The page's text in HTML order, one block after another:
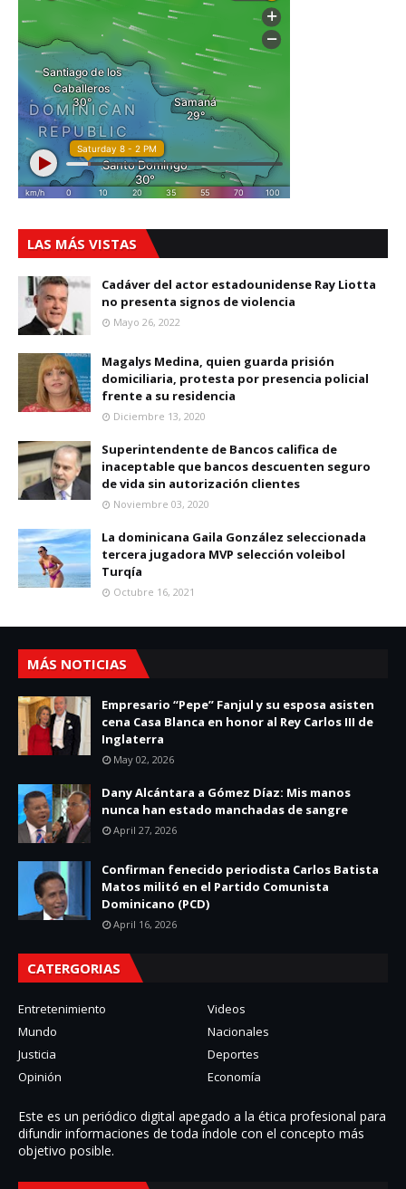
LAS MÁS VISTAS
Cadáver del actor estadounidense Ray Liotta
no presenta signos de violencia
Mayo 26, 2022
Magalys Medina, quien guarda prisión
domiciliaria, protesta por presencia policial
frente a su residencia
Diciembre 13, 2020
Superintendente de Bancos califica de
inaceptable que bancos descuenten seguro
de vida sin autorización clientes
Noviembre 03, 2020
La dominicana Gaila González seleccionada
tercera jugadora MVP selección voleibol
Turqía
Octubre 16, 2021
MÁS NOTICIAS
Empresario “Pepe” Fanjul y su esposa asisten
cena Casa Blanca en honor al Rey Carlos III de
Inglaterra
May 02, 2026
Dany Alcántara a Gómez Díaz: Mis manos
nunca han estado manchadas de sangre
April 27, 2026
Confirman fenecido periodista Carlos Batista
Matos militó en el Partido Comunista
Dominicano (PCD)
April 16, 2026
CATERGORIAS
Entretenimiento
Videos
Mundo
Nacionales
Justicia
Deportes
Opinión
Economía
Este es un periódico digital apegado a la ética profesional para
difundir informaciones de toda í­ndole con el concepto más
objetivo posible.